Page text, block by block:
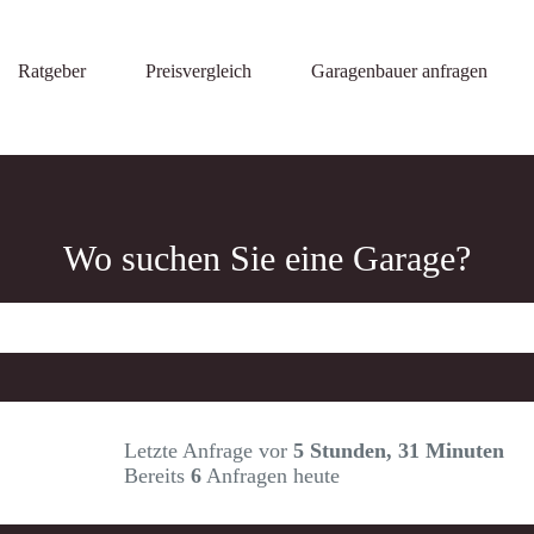
Ratgeber
Preisvergleich Garagenbauer anfragen
Wo suchen Sie eine Garage?
Letzte Anfrage vor 5 Stunden, 31 Minuten
Bereits 6Anfragen heute